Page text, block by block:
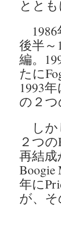
とと
1986
後半
編。
たに
1993年
の２
しか
２つ
再結成
年に
が、そ